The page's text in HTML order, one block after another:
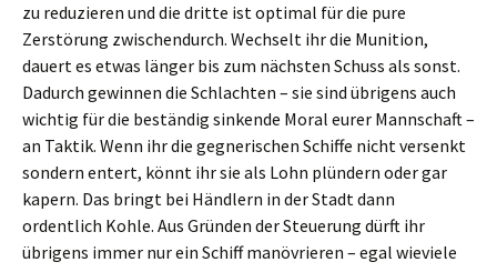
zu reduzieren und die dritte ist optimal für die pure
Zerstörung zwischendurch. Wechselt ihr die Munition,
dauert es etwas länger bis zum nächsten Schuss als sonst.
Dadurch gewinnen die Schlachten – sie sind übrigens auch
wichtig für die beständig sinkende Moral eurer Mannschaft –
an Taktik. Wenn ihr die gegnerischen Schiffe nicht versenkt
sondern entert, könnt ihr sie als Lohn plündern oder gar
kapern. Das bringt bei Händlern in der Stadt dann
ordentlich Kohle. Aus Gründen der Steuerung dürft ihr
übrigens immer nur ein Schiff manövrieren – egal wieviele